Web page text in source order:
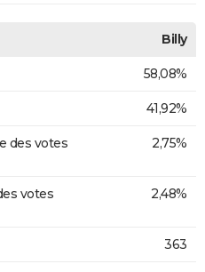
Billy
58,08%
41,92%
des votes
2,75%
votes
2,48%
363